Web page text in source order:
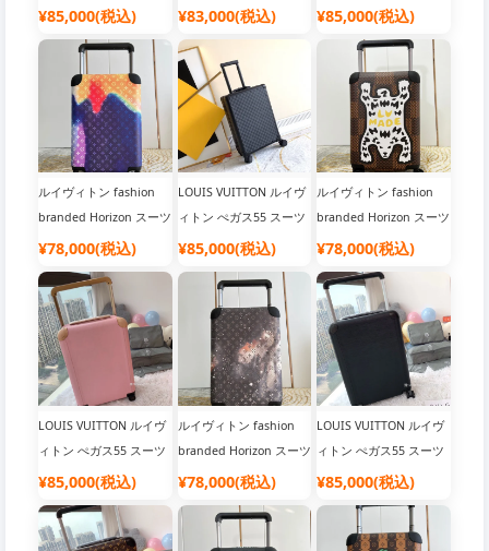
ケース
¥85,000(税込)
ケース
¥83,000(税込)
ケース
¥85,000(税込)
ルイヴィトン fashion
branded Horizon スーツ
ケース Monogram
¥78,000(税込)
LOUIS VUITTON ルイヴ
ィトン ぺガス55 スーツ
ケース
¥85,000(税込)
ルイヴィトン fashion
branded Horizon スーツ
ケース Monogram
¥78,000(税込)
LOUIS VUITTON ルイヴ
ィトン ぺガス55 スーツ
ケース
¥85,000(税込)
ルイヴィトン fashion
branded Horizon スーツ
ケース Monogram
¥78,000(税込)
LOUIS VUITTON ルイヴ
ィトン ぺガス55 スーツ
ケース
¥85,000(税込)